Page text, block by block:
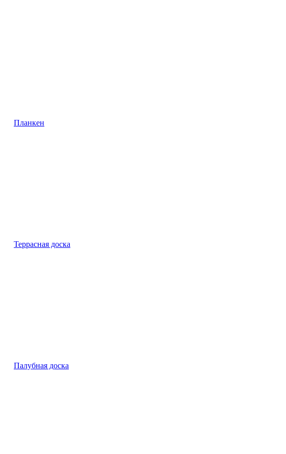
Планкен
Террасная доска
Палубная доска